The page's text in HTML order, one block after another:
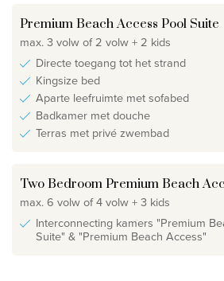
Premium Beach Access Pool Suite
max. 3 volw of 2 volw + 2 kids
Directe toegang tot het strand
Kingsize bed
Aparte leefruimte met sofabed
Badkamer met douche
Terras met privé zwembad
Two Bedroom Premium Beach
max. 6 volw of 4 volw + 3 kids
Interconnecting kamers "Premium
Suite" & "Premium Beach Access"